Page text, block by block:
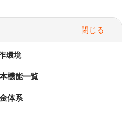
閉じる
環境
機能一覧
体系